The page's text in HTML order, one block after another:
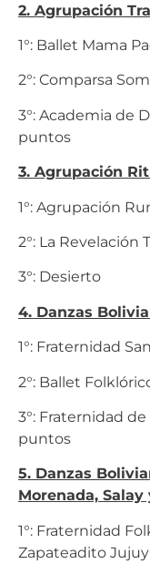
2. Agrupación
1°: Ballet Mama
2°: Comparsa
3°: Academia de
puntos
3. Agrupación
1°: Agrupación
2°: La
3°: Desierto
4. Danzas
1°: Fraternidad
2°: Ballet
3°: Fraternidad
puntos
5. Danzas
Morenada, Salay
1°: Fraternidad
Zapateadito